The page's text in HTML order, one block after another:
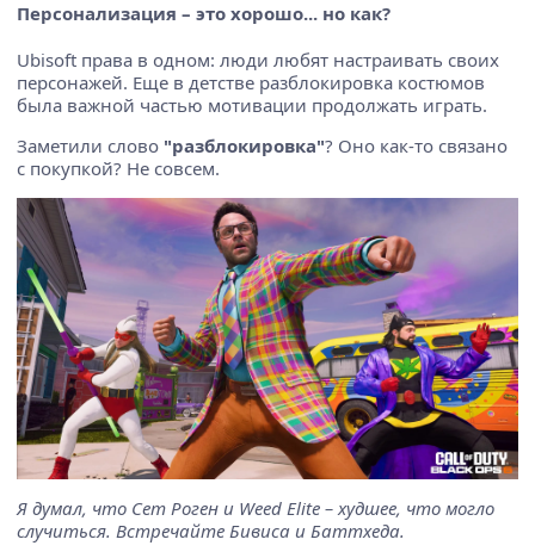
Персонализация – это хорошо... но как?
Ubisoft права в одном: люди любят настраивать своих
персонажей. Еще в детстве разблокировка костюмов
была важной частью мотивации продолжать играть.
Заметили слово "разблокировка"? Оно как-то связано
с покупкой? Не совсем.
Я думал, что Сет Роген и Weed Elite – худшее, что могло
случиться. Встречайте Бивиса и Баттхеда.